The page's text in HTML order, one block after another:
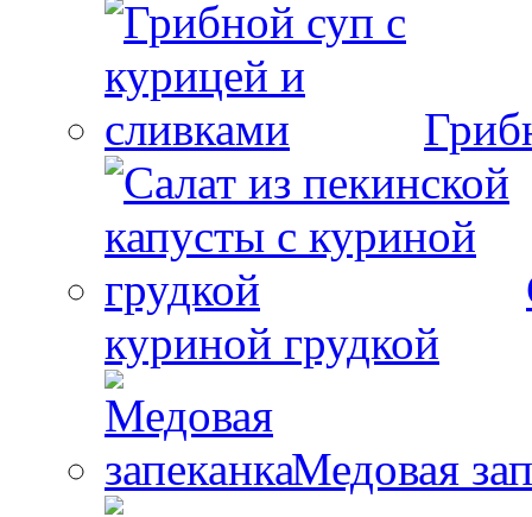
куриной грудкой
Медовая